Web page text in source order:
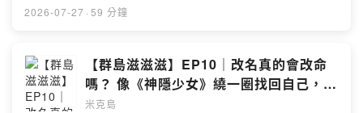
修復瑜伽。接地的治癒力： 赤腳踩上草原，把累積整年的
------------------------每個人都是一座小島，有自己的天
氣、節奏，還有獨特的生態系和生命力。三座小島，開始
有了交會，甚至有時候，會突然連上線——滋滋滋⚡滋滋滋
⚡這是一份給小島們的邀請，這裡沒有標準答案，我們聊聊
2026-07-27 · 59 分鐘
【群島滋滋滋】EP10｜改名真的會改命
嗎？ 像《神隱少女》繞一圈找回自己，名
字的力量
米克島